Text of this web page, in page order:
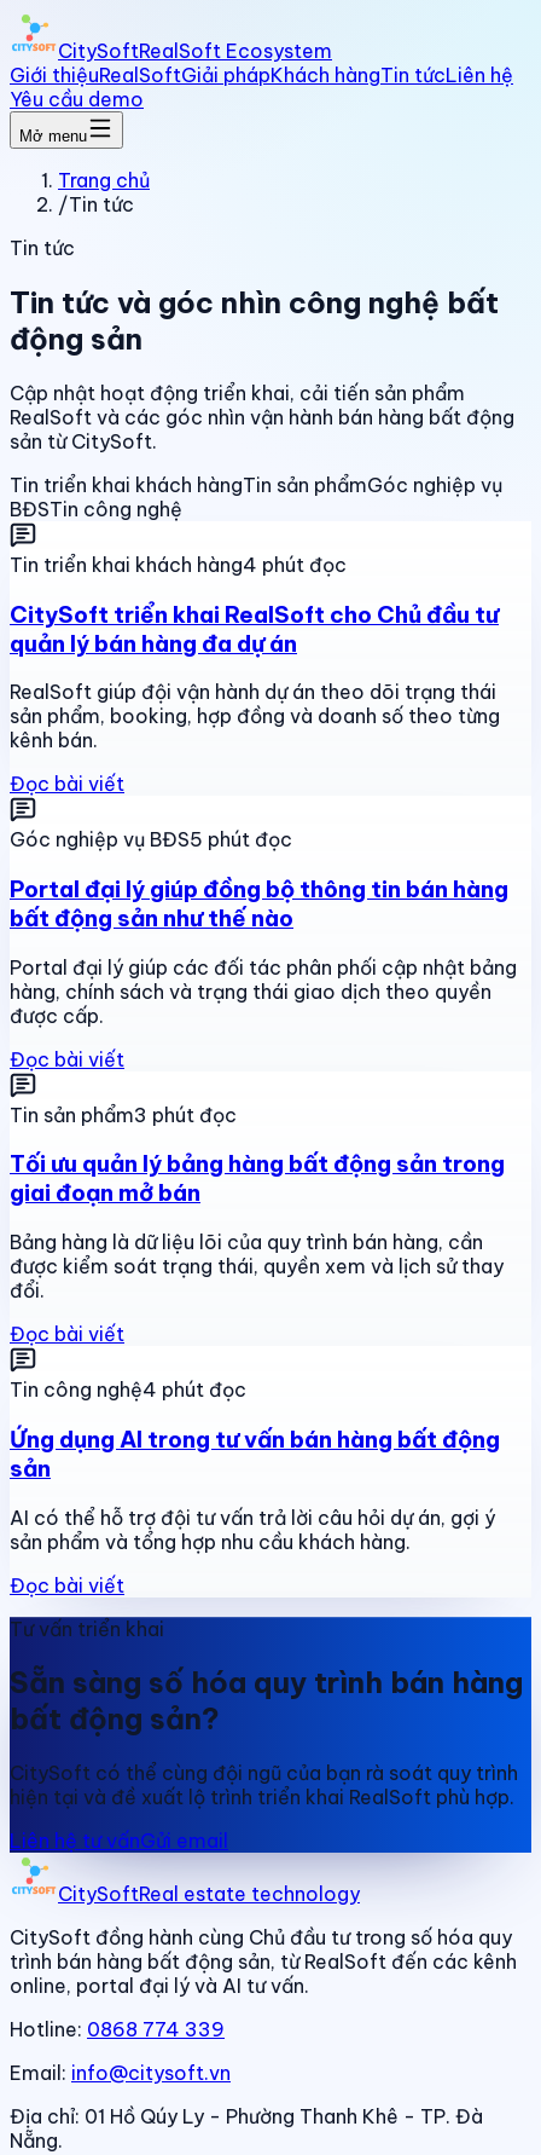
CitySoftRealSoft Ecosystem
Giới thiệuRealSoftGiải phápKhách hàngTin tứcLiên hệ
Yêu cầu demo
Mở menu
Trang chủ
/Tin tức
Tin tức
Tin tức và góc nhìn công nghệ bất
động sản
Cập nhật hoạt động triển khai, cải tiến sản phẩm
RealSoft và các góc nhìn vận hành bán hàng bất động
sản từ CitySoft.
Tin triển khai khách hàngTin sản phẩmGóc nghiệp vụ
BĐSTin công nghệ
Tin triển khai khách hàng4 phút đọc
CitySoft triển khai RealSoft cho Chủ đầu tư
quản lý bán hàng đa dự án
RealSoft giúp đội vận hành dự án theo dõi trạng thái
sản phẩm, booking, hợp đồng và doanh số theo từng
kênh bán.
Đọc bài viết
Góc nghiệp vụ BĐS5 phút đọc
Portal đại lý giúp đồng bộ thông tin bán hàng
bất động sản như thế nào
Portal đại lý giúp các đối tác phân phối cập nhật bảng
hàng, chính sách và trạng thái giao dịch theo quyền
được cấp.
Đọc bài viết
Tin sản phẩm3 phút đọc
Tối ưu quản lý bảng hàng bất động sản trong
giai đoạn mở bán
Bảng hàng là dữ liệu lõi của quy trình bán hàng, cần
được kiểm soát trạng thái, quyền xem và lịch sử thay
đổi.
Đọc bài viết
Tin công nghệ4 phút đọc
Ứng dụng AI trong tư vấn bán hàng bất động
sản
AI có thể hỗ trợ đội tư vấn trả lời câu hỏi dự án, gợi ý
sản phẩm và tổng hợp nhu cầu khách hàng.
Đọc bài viết
Tư vấn triển khai
Sẵn sàng số hóa quy trình bán hàng
bất động sản?
CitySoft có thể cùng đội ngũ của bạn rà soát quy trình
hiện tại và đề xuất lộ trình triển khai RealSoft phù hợp.
Liên hệ tư vấnGửi email
CitySoftReal estate technology
CitySoft đồng hành cùng Chủ đầu tư trong số hóa quy
trình bán hàng bất động sản, từ RealSoft đến các kênh
online, portal đại lý và AI tư vấn.
Hotline: 0868 774 339
Email: info@citysoft.vn
Địa chỉ: 01 Hồ Qúy Ly - Phường Thanh Khê - TP. Đà
Nẵng.